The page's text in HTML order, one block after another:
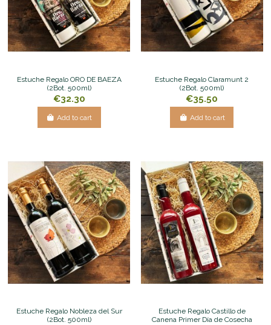
Estuche Regalo ORO DE BAEZA
(2Bot. 500ml)
€32.30
Add to cart
Estuche Regalo Claramunt 2
(2Bot. 500ml)
€35.50
Add to cart
Estuche Regalo Nobleza del Sur
(2Bot. 500ml)
Estuche Regalo Castillo de
Canena Primer Día de Cosecha